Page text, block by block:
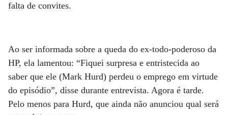
falta de convites.
Ao ser informada sobre a queda do ex-todo-poderoso da
HP, ela lamentou: “Fiquei surpresa e entristecida ao
saber que ele (Mark Hurd) perdeu o emprego em virtude
do episódio”, disse durante entrevista. Agora é tarde.
Pelo menos para Hurd, que ainda não anunciou qual será